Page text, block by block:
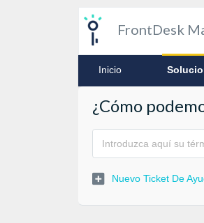
FrontDesk
Inicio
¿Cómo
Nuevo Ticket De